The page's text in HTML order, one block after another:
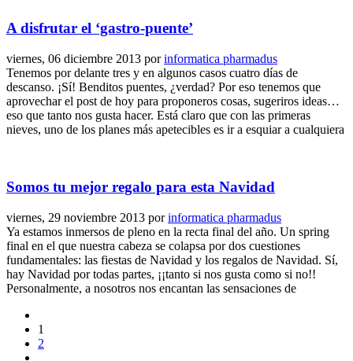
A disfrutar el ‘gastro-puente’
viernes, 06 diciembre 2013 porinformatica pharmadus
Tenemos por delante tres y en algunos casos cuatro días de
descanso. ¡Sí! Benditos puentes, ¿verdad? Por eso tenemos que
aprovechar el post de hoy para proponeros cosas, sugeriros ideas…
eso que tanto nos gusta hacer. Está claro que con las primeras
nieves, uno de los planes más apetecibles es ir a esquiar a cualquiera
Somos tu mejor regalo para esta Navidad
viernes, 29 noviembre 2013 porinformatica pharmadus
Ya estamos inmersos de pleno en la recta final del año. Un spring
final en el que nuestra cabeza se colapsa por dos cuestiones
fundamentales: las fiestas de Navidad y los regalos de Navidad. Sí,
hay Navidad por todas partes, ¡¡tanto si nos gusta como si no!!
Personalmente, a nosotros nos encantan las sensaciones de
1
2